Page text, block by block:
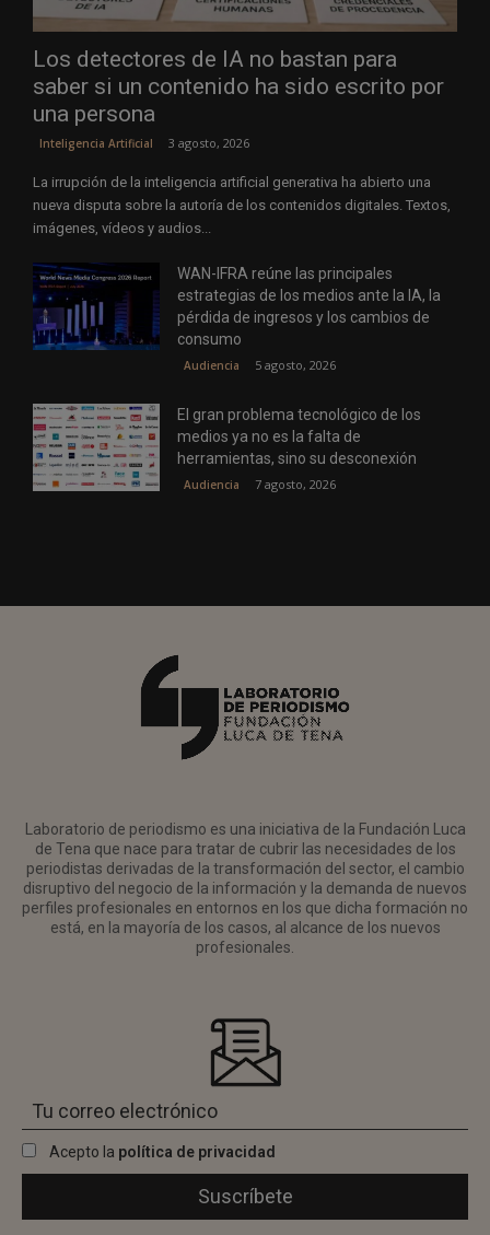
Los detectores de IA no bastan para
saber si un contenido ha sido escrito por
una persona
Inteligencia Artificial 3 agosto, 2026
La irrupción de la inteligencia artificial generativa ha abierto una
nueva disputa sobre la autoría de los contenidos digitales. Textos,
imágenes, vídeos y audios...
WAN-IFRA reúne las principales
estrategias de los medios ante la IA, la
pérdida de ingresos y los cambios de
consumo
Audiencia 5 agosto, 2026
El gran problema tecnológico de los
medios ya no es la falta de
herramientas, sino su desconexión
Audiencia 7 agosto, 2026
Laboratorio de periodismo es una iniciativa de la Fundación Luca
de Tena que nace para tratar de cubrir las necesidades de los
periodistas derivadas de la transformación del sector, el cambio
disruptivo del negocio de la información y la demanda de nuevos
perfiles profesionales en entornos en los que dicha formación no
está, en la mayoría de los casos, al alcance de los nuevos
profesionales.
Acepto la política de privacidad